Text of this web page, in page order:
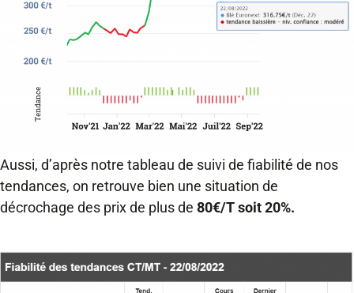
Aussi, d’après notre tableau de suivi de fiabilité de nos
tendances, on retrouve bien une situation de
décrochage des prix de plus de 80€/T soit 20%.